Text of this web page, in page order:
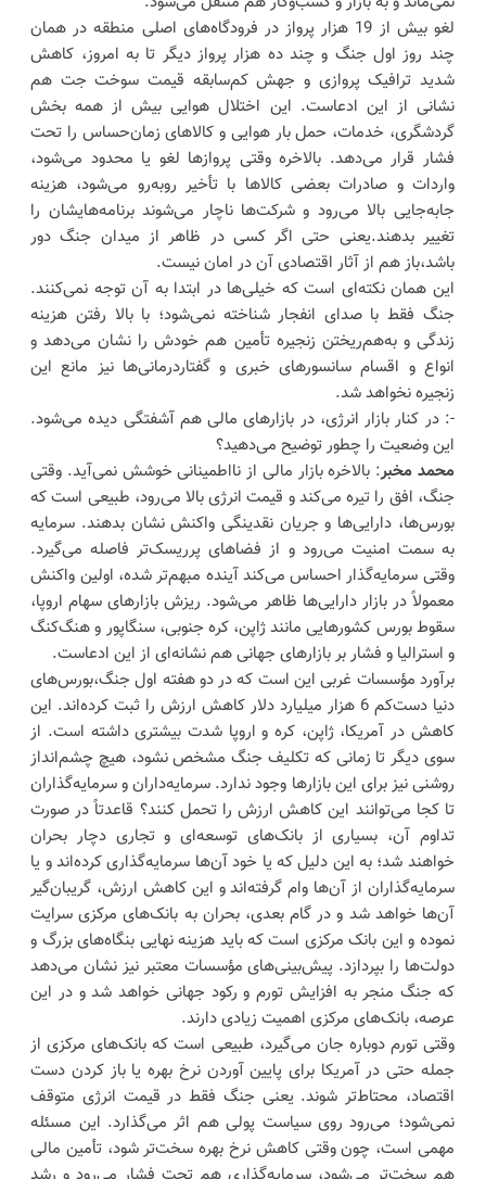
لغو بیش از 19 هزار پرواز در فرودگاه‌های اصلی منطقه در همان
چند روز اول جنگ و چند ده هزار پرواز دیگر تا به امروز، کاهش
شدید ترافیک پروازی و جهش کم‌سابقه قیمت سوخت جت هم
نشانی از این ادعاست. این اختلال هوایی بیش از همه بخش
گردشگری، خدمات، حمل بار هوایی و کالاهای زمان‌حساس را تحت
فشار قرار می‌دهد. بالاخره وقتی پروازها لغو یا محدود می‌شود،
واردات و صادرات بعضی کالاها با تأخیر روبه‌رو می‌شود، هزینه
جابه‌جایی بالا می‌رود و شرکت‌ها ناچار می‌شوند برنامه‌هایشان را
تغییر بدهند.یعنی حتی اگر کسی در ظاهر از میدان جنگ دور
باشد،باز هم از آثار اقتصادی آن در امان نیست.
این همان نکته‌ای است که خیلی‌ها در ابتدا به آن توجه نمی‌کنند.
جنگ فقط با صدای انفجار شناخته نمی‌شود؛ با بالا رفتن هزینه
زندگی و به‌هم‌ریختن زنجیره تأمین هم خودش را نشان می‌دهد و
انواع و اقسام سانسورهای خبری و گفتاردرمانی‌ها نیز مانع این
زنجیره نخواهد شد.
-: در کنار بازار انرژی، در بازارهای مالی هم آشفتگی دیده می‌شود.
این وضعیت را چطور توضیح می‌دهید؟
محمد مخبر: بالاخره بازار مالی از نااطمینانی خوشش نمی‌آید. وقتی
جنگ، افق را تیره می‌کند و قیمت انرژی بالا می‌رود، طبیعی است که
بورس‌ها، دارایی‌ها و جریان نقدینگی واکنش نشان بدهند. سرمایه
به سمت امنیت می‌رود و از فضاهای پرریسک‌تر فاصله می‌گیرد.
وقتی سرمایه‌گذار احساس می‌کند آینده مبهم‌تر شده، اولین واکنش
معمولاً در بازار دارایی‌ها ظاهر می‌شود. ریزش بازارهای سهام اروپا،
سقوط بورس‌ کشورهایی مانند ژاپن، کره جنوبی، سنگاپور و هنگ‌کنگ
و استرالیا و فشار بر بازارهای جهانی هم نشانه‌ای از این ادعاست.
برآورد مؤسسات غربی این است که در دو هفته اول جنگ،بورس‌های
دنیا دست‌کم 6 هزار میلیارد دلار کاهش ارزش را ثبت کرده‌اند. این
کاهش در آمریکا، ژاپن، کره و اروپا شدت بیشتری داشته است. از
سوی دیگر تا زمانی که تکلیف جنگ مشخص نشود، هیچ چشم‌انداز
روشنی نیز برای این بازارها وجود ندارد. سرمایه‌داران و سرمایه‌گذاران
تا کجا می‌توانند این کاهش ارزش را تحمل کنند؟ قاعدتاً در صورت
تداوم آن، بسیاری از بانک‌های توسعه‌ای و تجاری دچار بحران
خواهند شد؛ به این دلیل که یا خود آن‌ها سرمایه‌گذاری کرده‌اند و یا
سرمایه‌گذاران از آن‌ها وام گرفته‌اند و این کاهش ارزش، گریبان‌گیر
آن‌ها خواهد شد و در گام بعدی، بحران به بانک‌های مرکزی سرایت
نموده و این بانک مرکزی است که باید هزینه نهایی بنگاه‌های بزرگ و
دولت‌ها را بپردازد. پیش‌بینی‌های مؤسسات معتبر نیز نشان می‌دهد
که جنگ منجر به افزایش تورم و رکود جهانی خواهد شد و در این
عرصه، بانک‌های مرکزی اهمیت زیادی دارند.
وقتی تورم دوباره جان می‌گیرد، طبیعی است که بانک‌های مرکزی از
جمله حتی در آمریکا برای پایین آوردن نرخ بهره یا باز کردن دست
اقتصاد، محتاط‌تر شوند. یعنی جنگ فقط در قیمت انرژی متوقف
نمی‌شود؛ می‌رود روی سیاست پولی هم اثر می‌گذارد. این مسئله
مهمی است، چون وقتی کاهش نرخ بهره سخت‌تر شود، تأمین مالی